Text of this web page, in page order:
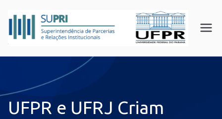
SUPR
Superin
cia de
UFPR e UFRJ Criam